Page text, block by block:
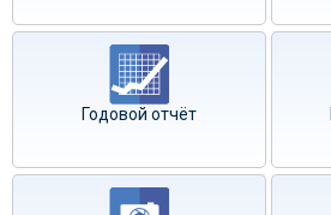
Годовой отчёт